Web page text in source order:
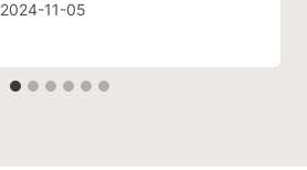
2024-11-05